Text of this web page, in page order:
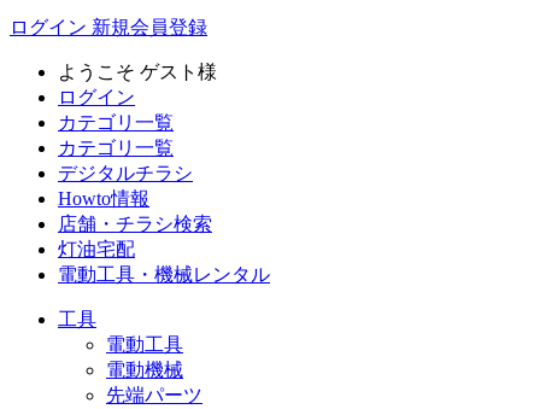
ログイン 新規会員登録
ようこそ ゲスト様
ログイン
カテゴリ一覧
カテゴリ一覧
デジタルチラシ
Howto情報
店舗・チラシ検索
灯油宅配
電動工具・機械レンタル
工具
電動工具
電動機械
先端パーツ